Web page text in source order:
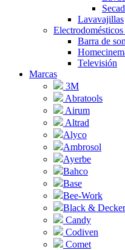
Lavavajillas
Barra de
Televisión
Marcas
3M
Abratools
Airum
Altrad
Alyco
Ambrosol
Ayerbe
Bahco
Base
Bee-Work
Black & Decker
Candy
Codiven
Comet